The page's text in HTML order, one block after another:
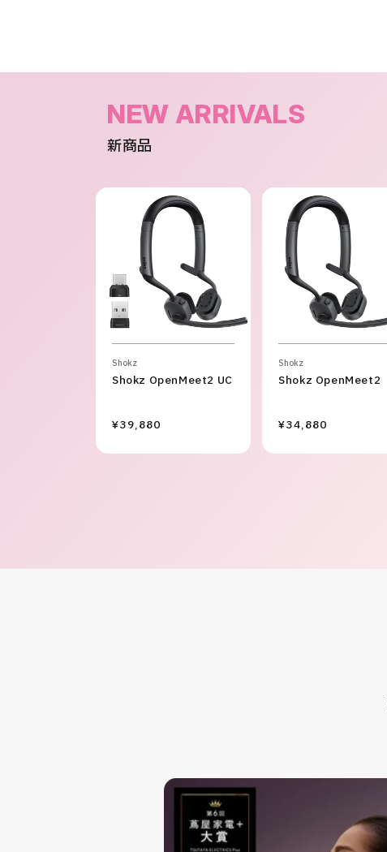
NEW ARRIVALS
新商品
Shokz
Shokz OpenMeet2 UC
¥39,880
Shokz
Shokz OpenMeet2
¥34,880